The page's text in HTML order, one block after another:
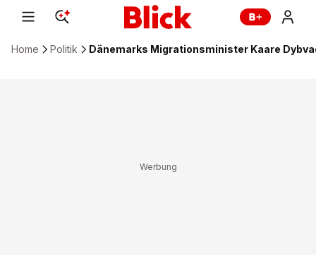
Home Politik Dänemarks Migrationsminister Kaare